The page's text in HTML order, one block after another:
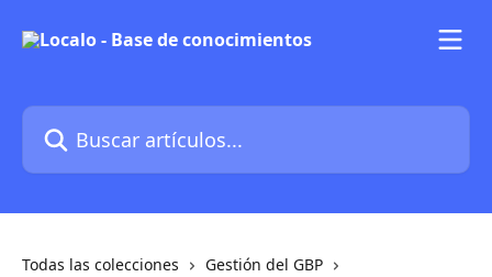
Buscar artículos...
Todas las colecciones
Gestión del GBP